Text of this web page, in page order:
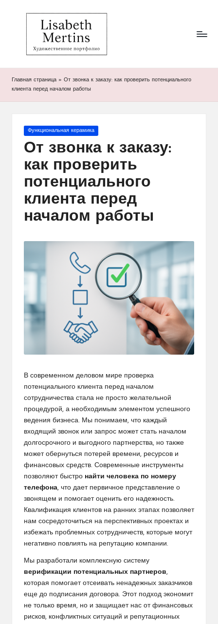
содержимому
b
et
h
M
er
Художественное
портфолио
Мертинс
Главная страница » От звонка к заказу: как проверить потенциального
клиента перед началом работы
Опубликовано
Функциональная керамика
От звонка к заказу:
как проверить
потенциального
клиента перед
началом работы
В современном деловом мире проверка
потенциального клиента перед началом
сотрудничества стала не просто желательной
процедурой, а необходимым элементом успешного
ведения бизнеса. Мы понимаем, что каждый
входящий звонок или запрос может стать началом
долгосрочного и выгодного партнерства, но также
может обернуться потерей времени, ресурсов и
финансовых средств. Современные инструменты
позволяют быстро найти человека по номеру
телефона, что дает первичное представление о
звонящем и помогает оценить его надежность.
Квалификация клиентов на ранних этапах позволяет
нам сосредоточиться на перспективных проектах и
избежать проблемных сотрудничеств, которые могут
негативно повлиять на репутацию компании.
Мы разработали комплексную систему
верификации потенциальных партнеров,
которая помогает отсеивать ненадежных заказчиков
еще до подписания договора. Этот подход экономит
не только время, но и защищает нас от финансовых
рисков, конфликтных ситуаций и репутационных